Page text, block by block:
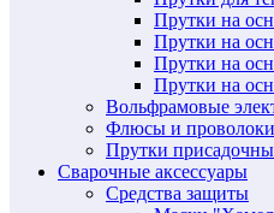
Прутки на
Прутки на
Прутки на
Прутки на
Вольфрамовые
Флюсы и
Прутки
Сварочные аксессуары
Средства защиты